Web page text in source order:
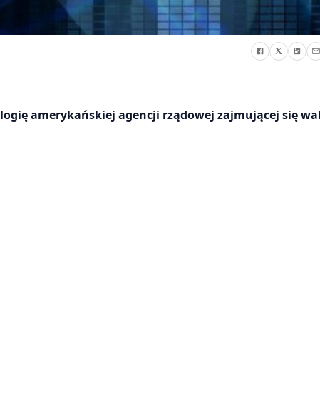
amerykańskiej agencji rządowej zajmującej się